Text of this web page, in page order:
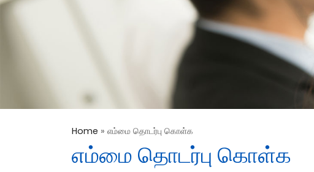
Home » எம்மை தொடர்பு கொள்க
எம்மை தொடர்பு கொள்க